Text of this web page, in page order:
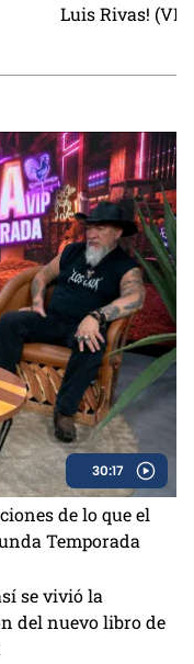
Luis Rivas!
30:17
de lo que el
Temporada
se vivió la
del nuevo libro de